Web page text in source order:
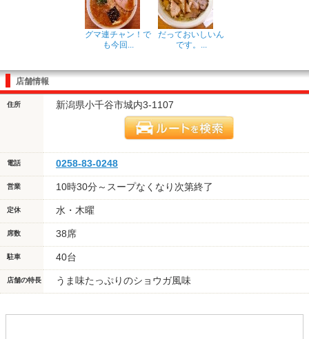
グマ連チャン！で
も今回...
だっておいしいん
です。...
店舗情報
住所 新潟県小千谷市城内3-1107
電話 0258-83-0248
営業 10時30分～スープなくなり次第終了
定休 水・木曜
席数 38席
駐車 40台
店舗の特長 うま味たっぷりのショウガ風味